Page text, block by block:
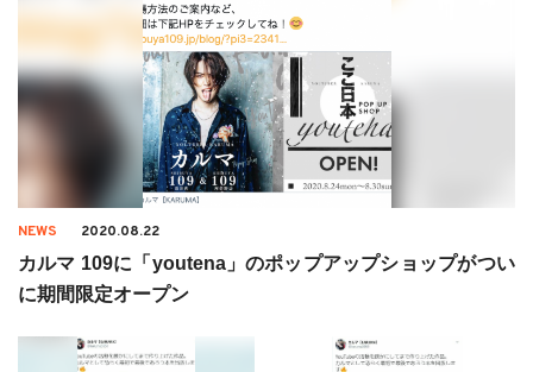
NEWS 2020.08.22
カルマ 109に「youtena」のポップアップショップがつい
に期間限定オープン